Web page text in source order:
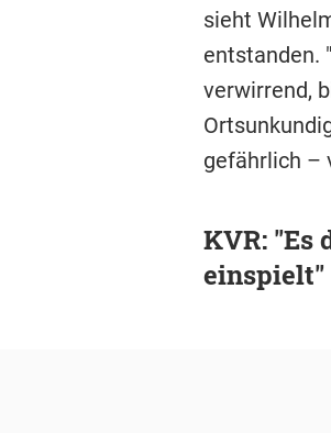
sieht
entstanden.
verwirrend,
gefährlich –
KVR: "Es
einspielt"